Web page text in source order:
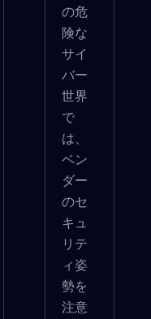
の危
険な
サイ
バー
世界
で
は、
ベン
ダー
のセ
キュ
リテ
ィ姿
勢を
注意